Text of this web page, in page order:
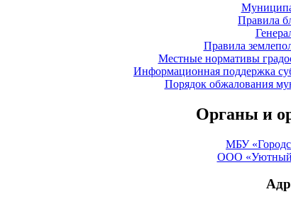
Правила
Правила
Местные нормативы
Информационная поддержка
Порядок обжалования
Органы и
МБУ
ООО «Уютный